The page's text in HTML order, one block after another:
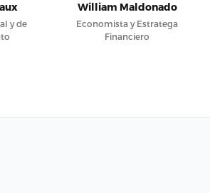
y de
William Maldonado
Economista y Estratega
Financiero